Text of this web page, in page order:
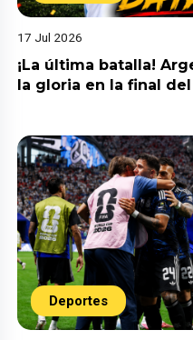
17 Jul 2026
¡La última batalla!
la gloria en la final
Deportes